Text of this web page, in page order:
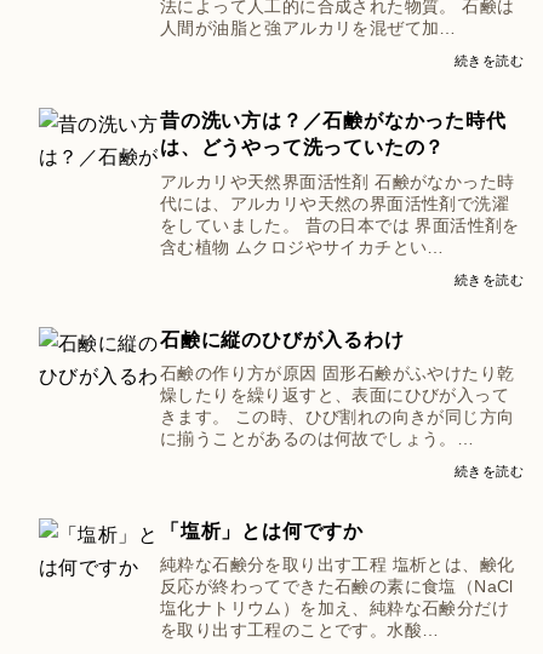
法によって人工的に合成された物質。 石鹸は
人間が油脂と強アルカリを混ぜて加…
続きを読む
昔の洗い方は？／石鹸がなかった時代
は、どうやって洗っていたの？
アルカリや天然界面活性剤 石鹸がなかった時
代には、アルカリや天然の界面活性剤で洗濯
をしていました。 昔の日本では 界面活性剤を
含む植物 ムクロジやサイカチとい…
続きを読む
石鹸に縦のひびが入るわけ
石鹸の作り方が原因 固形石鹸がふやけたり乾
燥したりを繰り返すと、表面にひびが入って
きます。 この時、ひび割れの向きが同じ方向
に揃うことがあるのは何故でしょう。…
続きを読む
「塩析」とは何ですか
純粋な石鹸分を取り出す工程 塩析とは、鹸化
反応が終わってできた石鹸の素に食塩（NaCl
塩化ナトリウム）を加え、純粋な石鹸分だけ
を取り出す工程のことです。水酸…